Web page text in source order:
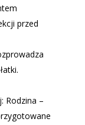
przed
Rodzina –